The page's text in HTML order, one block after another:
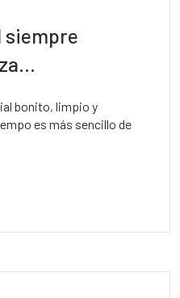
siempre
bonito, limpio y
es más sencillo de